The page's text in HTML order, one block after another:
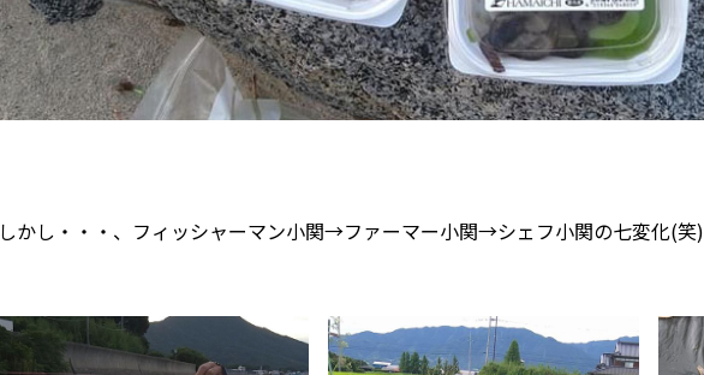
しかし・・・、フィッシャーマン小関→ファーマー小関→シェフ小関の七変化(笑)